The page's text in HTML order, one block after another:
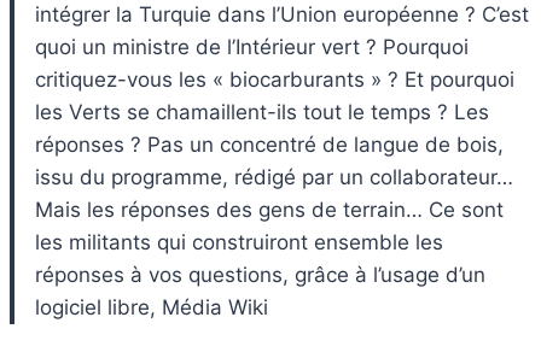
intégrer la Turquie dans l’Union européenne ? C’est
quoi un ministre de l’Intérieur vert ? Pourquoi
critiquez-vous les « biocarburants » ? Et pourquoi
les Verts se chamaillent-ils tout le temps ? Les
réponses ? Pas un concentré de langue de bois,
issu du programme, rédigé par un collaborateur…
Mais les réponses des gens de terrain… Ce sont
les militants qui construiront ensemble les
réponses à vos questions, grâce à l’usage d’un
logiciel libre, Média Wiki